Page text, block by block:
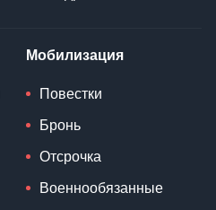
Мобилизация
Повестки
Бронь
Отсрочка
Военнообязанные